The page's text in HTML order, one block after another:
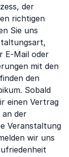
der
richtigen
Sie uns
E-Mail oder
mit den
den
Sobald
einen Vertrag
an der
Veranstaltung
wir uns